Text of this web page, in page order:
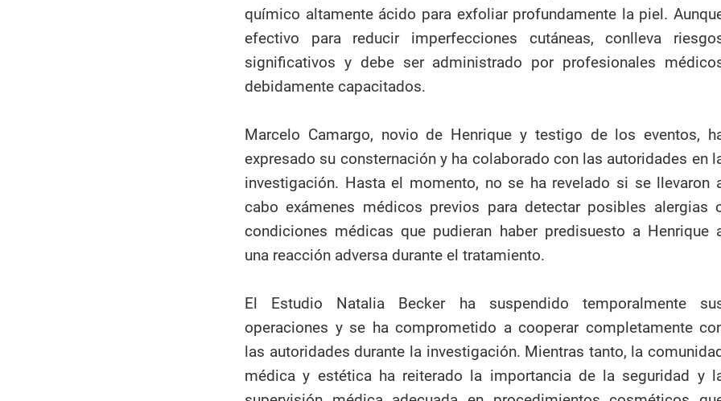
químico altamente ácido para exfoliar profundamente la piel.
efectivo para reducir imperfecciones cutáneas, conlleva
significativos y debe ser administrado por profesionales
debidamente capacitados.
Marcelo Camargo, novio de Henrique y testigo de los eventos,
expresado su consternación y ha colaborado con las autoridades en
investigación. Hasta el momento, no se ha revelado si se llevaron
cabo exámenes médicos previos para detectar posibles alergias
condiciones médicas que pudieran haber predisuesto a Henrique
una reacción adversa durante el tratamiento.
El Estudio Natalia Becker ha suspendido temporalmente
operaciones y se ha comprometido a cooperar completamente
las autoridades durante la investigación. Mientras tanto, la
médica y estética ha reiterado la importancia de la seguridad y